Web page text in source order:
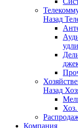
Назад
Назад
Компания